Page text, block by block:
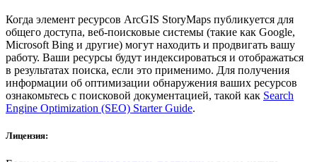
Когда элемент ресурсов ArcGIS StoryMaps публикуется для
общего доступа, веб-поисковые системы (такие как Google,
Microsoft Bing и другие) могут находить и продвигать вашу
работу. Ваши ресурсы будут индексироваться и отображаться
в результатах поиска, если это применимо. Для получения
информации об оптимизации обнаружения ваших ресурсов
ознакомьтесь с поисковой документацией, такой как Search
Engine Optimization (SEO) Starter Guide.
Лицензия: